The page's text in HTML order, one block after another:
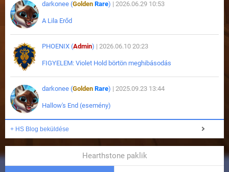
darkonee (Golden Rare) | 2026.06.29 10:53
A Lila Erőd
PHOENIX (Admin) | 2026.06.10 20:23
FIGYELEM: Violet Hold börtön meghibásodás
darkonee (Golden Rare) | 2025.09.23 13:44
Hallow's End (esemény)
+ HS Blog beküldése
Hearthstone paklik